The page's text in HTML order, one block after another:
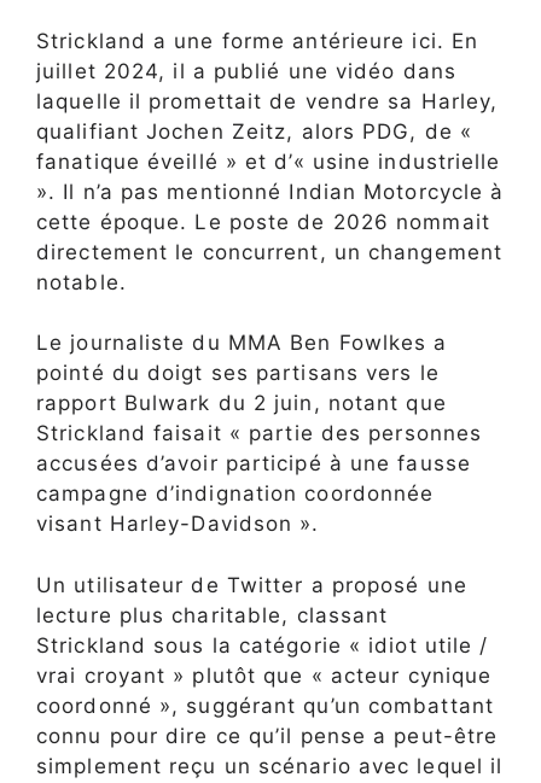
Strickland a une forme antérieure ici. En
juillet 2024, il a publié une vidéo dans
laquelle il promettait de vendre sa Harley,
qualifiant Jochen Zeitz, alors PDG, de «
fanatique éveillé » et d’« usine industrielle
». Il n’a pas mentionné Indian Motorcycle à
cette époque. Le poste de 2026 nommait
directement le concurrent, un changement
notable.
Le journaliste du MMA Ben Fowlkes a
pointé du doigt ses partisans vers le
rapport Bulwark du 2 juin, notant que
Strickland faisait « partie des personnes
accusées d’avoir participé à une fausse
campagne d’indignation coordonnée
visant Harley-Davidson ».
Un utilisateur de Twitter a proposé une
lecture plus charitable, classant
Strickland sous la catégorie « idiot utile /
vrai croyant » plutôt que « acteur cynique
coordonné », suggérant qu’un combattant
connu pour dire ce qu’il pense a peut-être
simplement reçu un scénario avec lequel il